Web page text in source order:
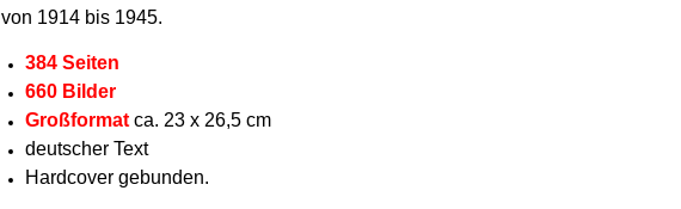
von 1914 bis 1945.
384 Seiten
660 Bilder
Großformatca. 23 x 26,5 cm
deutscher Text
Hardcover gebunden.